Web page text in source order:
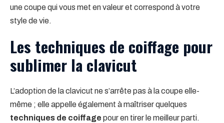
une coupe qui vous met en valeur et correspond à votre
style de vie.
Les techniques de coiffage pour
sublimer la clavicut
L’adoption de la clavicut ne s’arrête pas à la coupe elle-
même ; elle appelle également à maîtriser quelques
techniques de coiffage pour en tirer le meilleur parti.